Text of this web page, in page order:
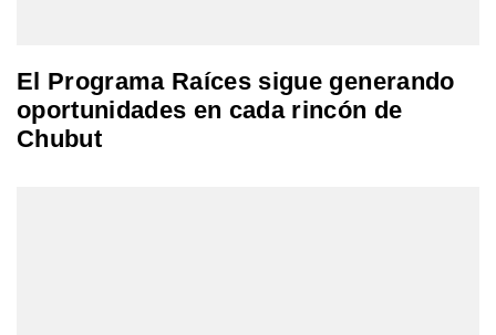
El Programa Raíces sigue generando
oportunidades en cada rincón de
Chubut